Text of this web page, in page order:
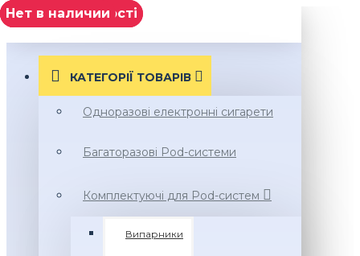
МЕНЮ
КАТЕГОРІЇ ТОВАРIВ
Одноразові електронні сигарети
Багаторазові Pod-системи
Комплектуючі для Pod-систем
Випарники
немає в наявності
Нет в наличии
Нет в наличии
немає в наявності
Нет в наличии